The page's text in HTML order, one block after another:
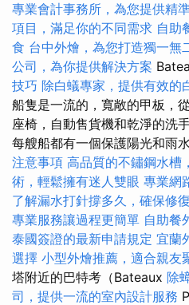
專業會計事務所，為您提供精
項目，滿足你的不同需求 自助
食 台中外燴，為您打造獨一無
公司，為你提供解決方案
技巧 除白蟻專家，提供有效的
船隻是一流的，寬敞的甲板，
座椅，自動售貨機和乾淨的洗
每艘船都有一個保護陽光和雨
注意事項 高品質的不鏽鋼水槽
術，輕鬆擁有迷人雙眼 專業網
了解漏水打針撐多久，確保修
專業服務讓過程更簡單 自助餐
泰國簽證的最新申請規定 宜蘭
選擇 小型外燴推薦，適合親友
塔附近的巴特考（Bateaux 除
司，提供一流的室內設計服務